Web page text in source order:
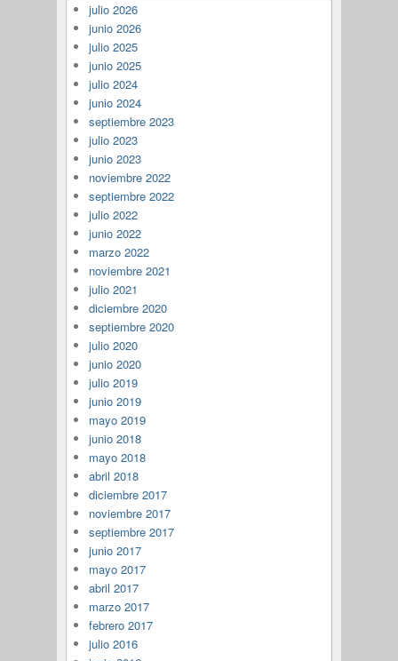
julio 2026
junio 2026
julio 2025
junio 2025
julio 2024
junio 2024
septiembre 2023
julio 2023
junio 2023
noviembre 2022
septiembre 2022
julio 2022
junio 2022
marzo 2022
noviembre 2021
julio 2021
diciembre 2020
septiembre 2020
julio 2020
junio 2020
julio 2019
junio 2019
mayo 2019
junio 2018
mayo 2018
abril 2018
diciembre 2017
noviembre 2017
septiembre 2017
junio 2017
mayo 2017
abril 2017
marzo 2017
febrero 2017
julio 2016